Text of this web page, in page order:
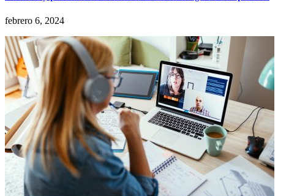
febrero 6, 2024